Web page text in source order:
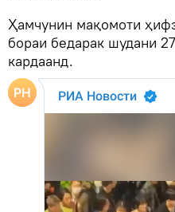
Ҳамчунин мақомоти
бораи бедарак шудани
кардаанд.